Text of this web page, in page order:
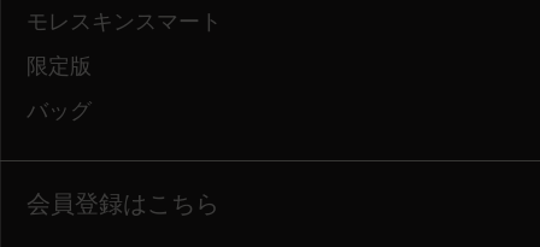
モレスキンスマート
限定版
バッグ
会員登録はこちら